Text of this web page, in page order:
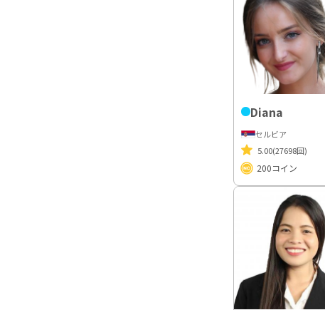
Diana
セルビア
5.00(27698回)
200コイン